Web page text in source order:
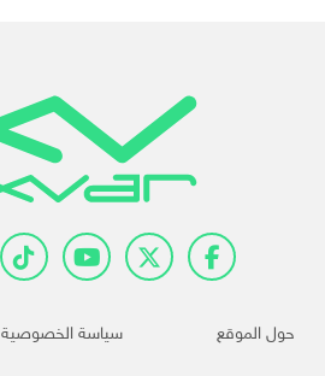
حول الموقع سياسة الخصوصية